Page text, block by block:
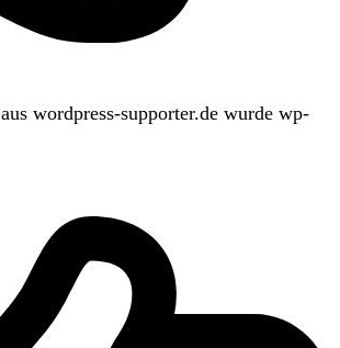
aus wordpress-supporter.de wurde wp-